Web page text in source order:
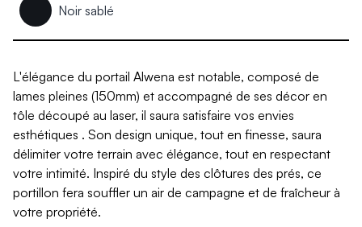
Produits > Garde-corps et rambardes > Garde-corps à
Produits > Garde-corps et rambardes > Garde-corps vitrés
Produits > Garde-corps et rambardes > Aides à la montée
Produits > Garde-corps et rambardes > Séparatifs de
Produits > Pergolas > Pergolas
Produits > Pergolas > Guide de choix
Produits > Carports > Carports voiture
Produits > Carports > Guide de choix
Produits > Porche d'entrée > Porche d'entrée
Produits > Cuisine extérieure > Cuisine extérieure
Noir sablé
L'élégance du portail Alwena est notable, composé de
lames pleines (150mm) et accompagné de ses décor en
tôle découpé au laser, il saura satisfaire vos envies
esthétiques . Son design unique, tout en finesse, saura
délimiter votre terrain avec élégance, tout en respectant
votre intimité. Inspiré du style des clôtures des prés, ce
portillon fera souffler un air de campagne et de fraîcheur à
votre propriété.